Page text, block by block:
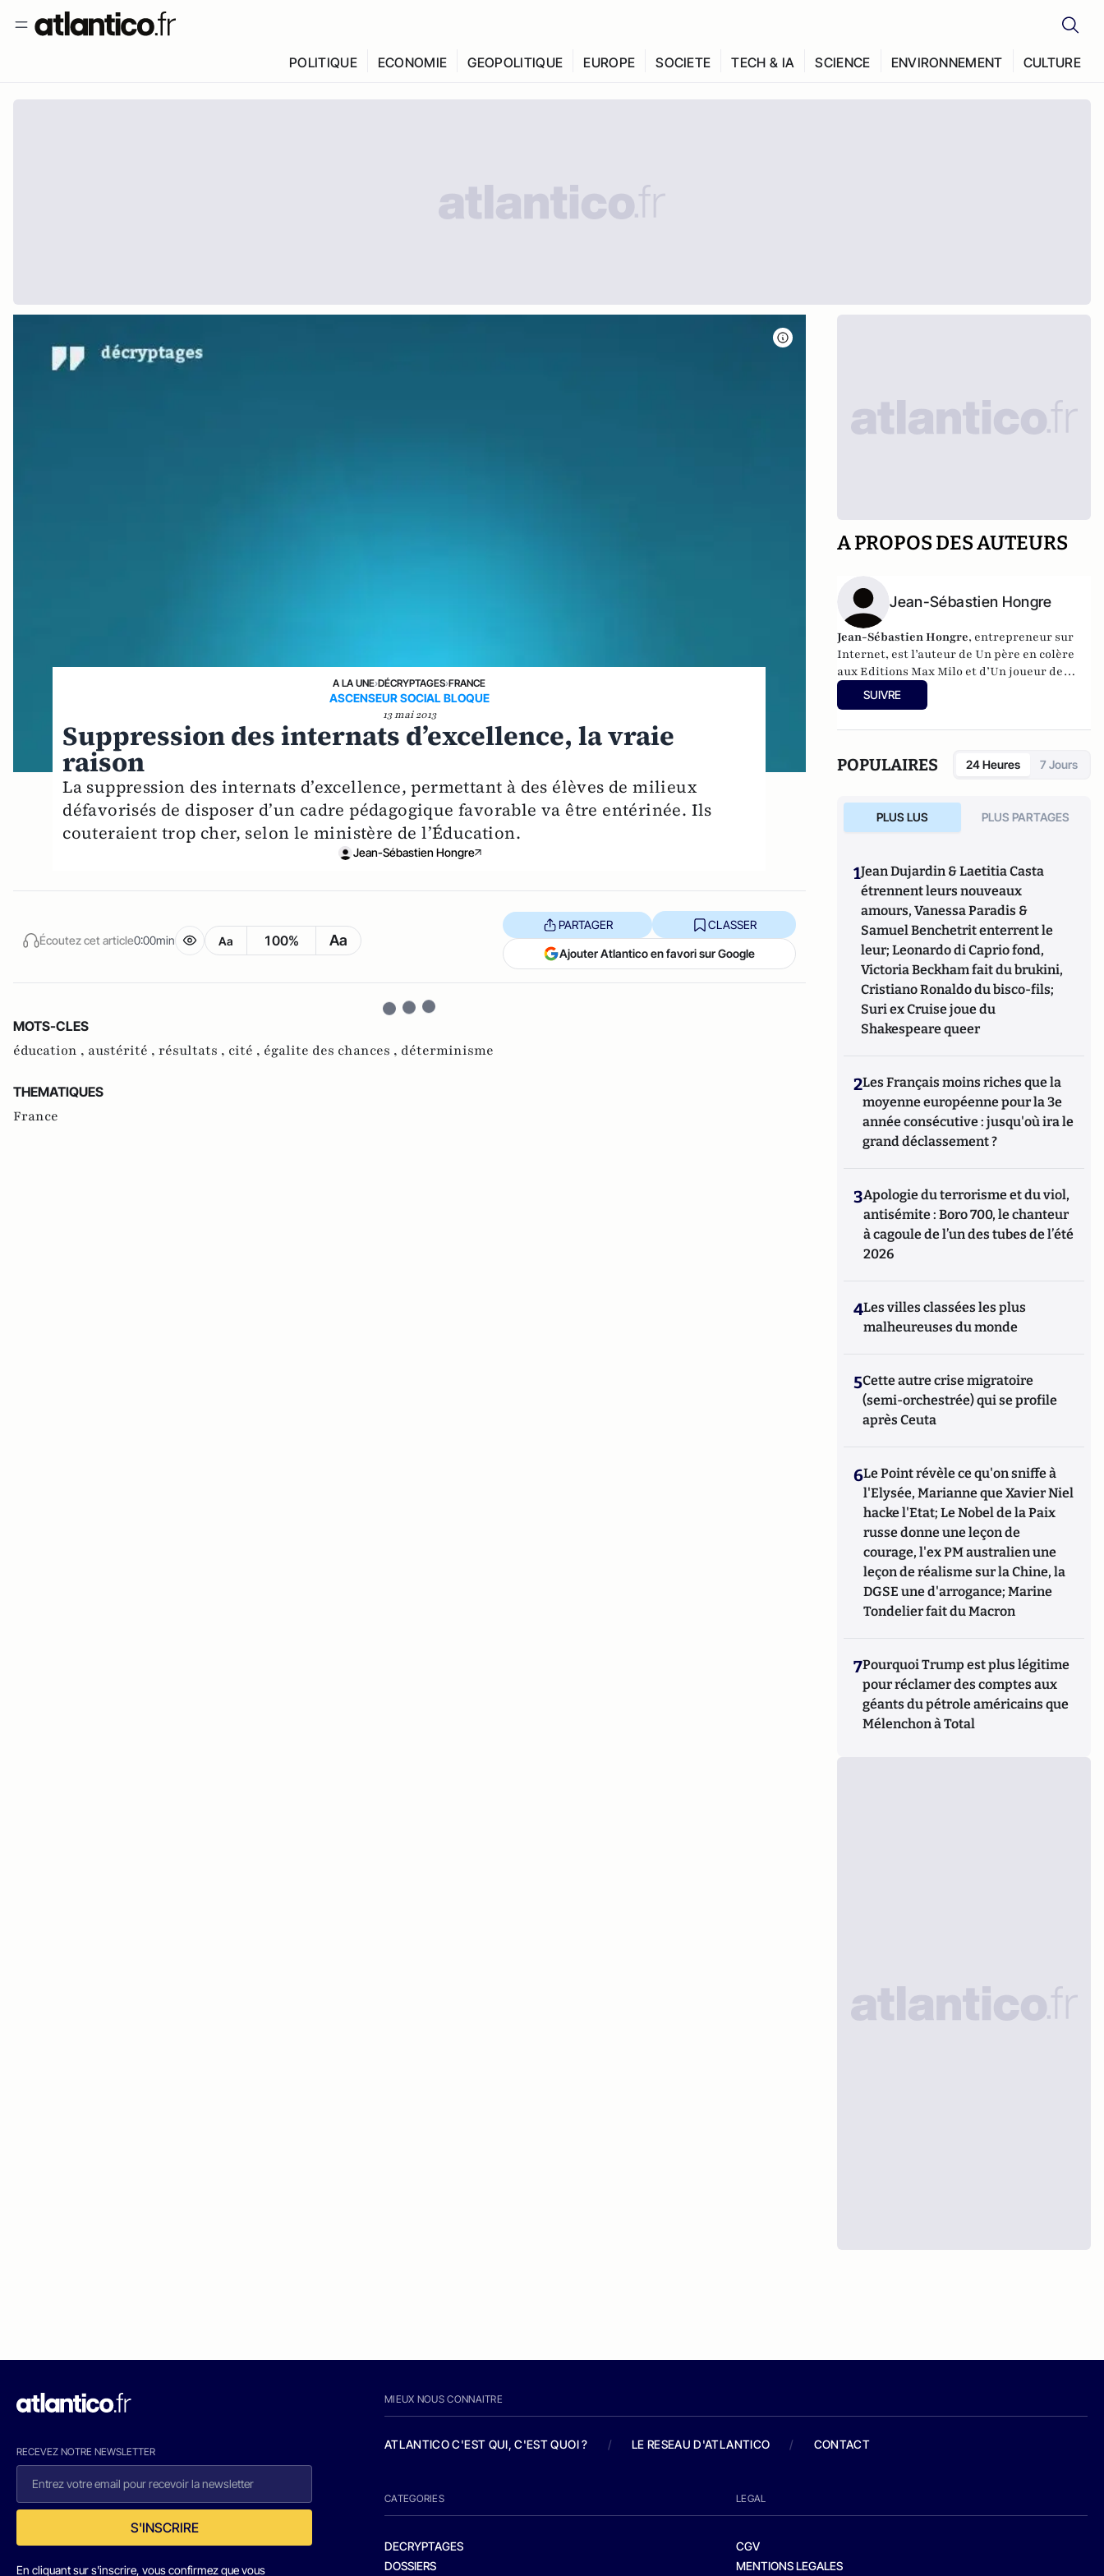
POLITIQUE ECONOMIE GEOPOLITIQUE EUROPE SOCIETE TECH & IA SCIENCE ENVIRONNEMENT CULTURE
A LA UNE›DÉCRYPTAGES›FRANCE
ASCENSEUR SOCIAL BLOQUE
13 mai 2013
Suppression des internats d’excellence, la vraie
raison
La suppression des internats d’excellence, permettant à des élèves de milieux
défavorisés de disposer d’un cadre pédagogique favorable va être entérinée. Ils
couteraient trop cher, selon le ministère de l’Éducation.
Jean-Sébastien Hongre
Écoutez cet article0:00min Aa 100% Aa
PARTAGER CLASSER
Ajouter Atlantico en favori sur Google
MOTS-CLES
éducation , austérité , résultats , cité , égalite des chances , déterminisme
THEMATIQUES
France
A PROPOS DES AUTEURS
Jean-Sébastien Hongre
Jean-Sébastien Hongre, entrepreneur sur
Internet, est l’auteur de Un père en colère
aux Editions Max Milo et d’Un joueur de
poker chez Anne carrières.
SUIVRE
POPULAIRES 24 Heures 7 Jours
PLUS LUS PLUS PARTAGES
1Jean Dujardin & Laetitia Casta
étrennent leurs nouveaux
amours, Vanessa Paradis &
Samuel Benchetrit enterrent le
leur; Leonardo di Caprio fond,
Victoria Beckham fait du brukini,
Cristiano Ronaldo du bisco-fils;
Suri ex Cruise joue du
Shakespeare queer
2Les Français moins riches que la
moyenne européenne pour la 3e
année consécutive : jusqu'où ira le
grand déclassement ?
3Apologie du terrorisme et du viol,
antisémite : Boro 700, le chanteur
à cagoule de l’un des tubes de l’été
2026
4Les villes classées les plus
malheureuses du monde
5Cette autre crise migratoire
(semi-orchestrée) qui se profile
après Ceuta
6Le Point révèle ce qu'on sniffe à
l'Elysée, Marianne que Xavier Niel
hacke l'Etat; Le Nobel de la Paix
russe donne une leçon de
courage, l'ex PM australien une
leçon de réalisme sur la Chine, la
DGSE une d'arrogance; Marine
Tondelier fait du Macron
7Pourquoi Trump est plus légitime
pour réclamer des comptes aux
géants du pétrole américains que
Mélenchon à Total
RECEVEZ NOTRE NEWSLETTER
S'INSCRIRE
En cliquant sur s'inscrire, vous confirmez que vous
MIEUX NOUS CONNAITRE
ATLANTICO C'EST QUI, C'EST QUOI ? / LE RESEAU D'ATLANTICO / CONTACT
CATEGORIES
DECRYPTAGES
DOSSIERS
LEGAL
CGV
MENTIONS LEGALES